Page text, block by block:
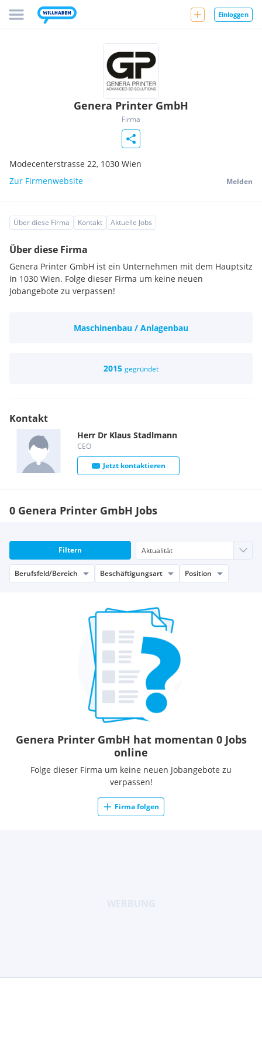
Einloggen
Genera Printer GmbH
Firma
Modecenterstrasse 22, 1030 Wien
Zur Firmenwebsite
Melden
Über diese Firma Kontakt Aktuelle Jobs
Über diese Firma
Genera Printer GmbH ist ein Unternehmen mit dem Hauptsitz
in 1030 Wien. Folge dieser Firma um keine neuen
Jobangebote zu verpassen!
Maschinenbau / Anlagenbau
2015 gegründet
Kontakt
Herr Dr Klaus Stadlmann
CEO
Jetzt kontaktieren
0 Genera Printer GmbH Jobs
Filtern
Berufsfeld/Bereich Beschäftigungsart Position
Genera Printer GmbH hat momentan 0 Jobs
online
Folge dieser Firma um keine neuen Jobangebote zu
verpassen!
Firma folgen